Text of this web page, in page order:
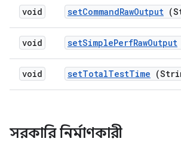
void setCommandRawOutput
void setSimplePerfRawOutput
void setTotalTestTime
সরকারি নির্মাণকারী